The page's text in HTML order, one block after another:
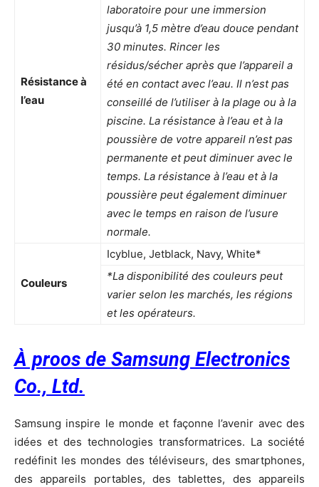
Résistance à
l’eau
laboratoire pour une immersion
jusqu’à 1,5 mètre d’eau douce pendant
30 minutes. Rincer les
résidus/sécher après que l’appareil a
été en contact avec l’eau. Il n’est pas
conseillé de l’utiliser à la plage ou à la
piscine. La résistance à l’eau et à la
poussière de votre appareil n’est pas
permanente et peut diminuer avec le
temps. La résistance à l’eau et à la
poussière peut également diminuer
avec le temps en raison de l’usure
normale.
Couleurs
Icyblue, Jetblack, Navy, White*
*La disponibilité des couleurs peut
varier selon les marchés, les régions
et les opérateurs.
À proos de Samsung Electronics
Co., Ltd.
Samsung inspire le monde et façonne l’avenir avec des
idées et des technologies transformatrices. La société
redéfinit les mondes des téléviseurs, des smartphones,
des appareils portables, des tablettes, des appareils